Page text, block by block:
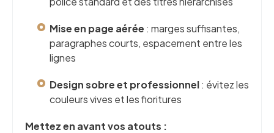
Mise en page aérée : marges suffisantes,
paragraphes courts, espacement entre les
lignes
Design sobre et professionnel: évitez les
couleurs vives et les fioritures
Mettez en avant vos atouts :